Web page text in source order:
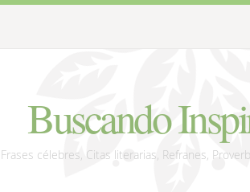
Buscando
Frases célebres, Citas literarias, Refranes,